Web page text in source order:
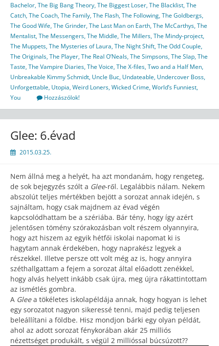
Bachelor,The Big Bang Theory,The Biggest Loser,The Blacklist,The
Catch,The Coach,The Family,The Flash,The Following,The Goldbergs,
The Good Wife,The Grinder,The Last Man on Earth,The McCarthys,The
Mentalist,The Messengers,The Middle,The Millers,The Mindy-project,
The Muppets,The Mysteries of Laura,The Night Shift,The Odd Couple,
The Originals,The Player,The Real O’Neals,The Simpsons,The Slap,The
Taste,The Vampire Diaries,The Voice,The X-files,Two and a Half Men,
Unbreakable Kimmy Schmidt, Uncle Buc, Undateable, Undercover Boss,
Unforgettable, Utopia,Weird Loners,Wicked Crime,World’s Funniest,
You
Hozzászólok!
Glee: 6.évad
2015.03.25.
Nem állná meg a helyét, ha azt mondanám, hogy rengeteg,
de sok bejegyzés szólt a Glee-ről. Legalábbis nálam. Nekem
abszolút teljes mértékben bejött a sorozat annak idején, s
sajnáltam, hogy csak majdnem az évad végén
kapcsolódhattam be a szériába. Bár tény, hogy így azért
jelentősen tömény szórakozásban volt részem olyannyira,
hogy azt hiszem az egyik hétfői iskolai napomat ki is
hagytam annak érdekében, hogy naprakész legyek a
részekkel. Illetve persze ott volt még az is, hogy annyira
széthallgattam a fejem a sorozat által előadott zenékkel,
hogy alvás helyett inkább csak újra, meg újra rákattintottam
az ismétlés gombra.
A Gleea tökéletes iskolapéldája annak, hogy hogyan is lehet
egy sorozatot nagyon sikeressé tenni, majd pedig teljesen
beleállítani a földbe. Hisz mondjon bárki egy olyan példát,
ahol az adott sorozat fénykorában akár 25 milliós
nézettséget produkált, s végül 2 millióssal búcsúzott??